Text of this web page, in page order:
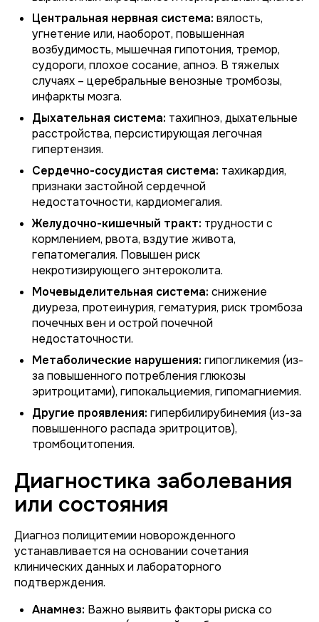
Центральная нервная система: вялость,
угнетение или, наоборот, повышенная
возбудимость, мышечная гипотония, тремор,
судороги, плохое сосание, апноэ. В тяжелых
случаях – церебральные венозные тромбозы,
инфаркты мозга.
Дыхательная система: тахипноэ, дыхательные
расстройства, персистирующая легочная
гипертензия.
Сердечно-сосудистая система: тахикардия,
признаки застойной сердечной
недостаточности, кардиомегалия.
Желудочно-кишечный тракт: трудности с
кормлением, рвота, вздутие живота,
гепатомегалия. Повышен риск
некротизирующего энтероколита.
Мочевыделительная система: снижение
диуреза, протеинурия, гематурия, риск тромбоза
почечных вен и острой почечной
недостаточности.
Метаболические нарушения: гипогликемия (из-
за повышенного потребления глюкозы
эритроцитами), гипокальциемия, гипомагниемия.
Другие проявления: гипербилирубинемия (из-за
повышенного распада эритроцитов),
тромбоцитопения.
Диагностика заболевания
или состояния
Диагноз полицитемии новорожденного
устанавливается на основании сочетания
клинических данных и лабораторного
подтверждения.
Анамнез: Важно выявить факторы риска со